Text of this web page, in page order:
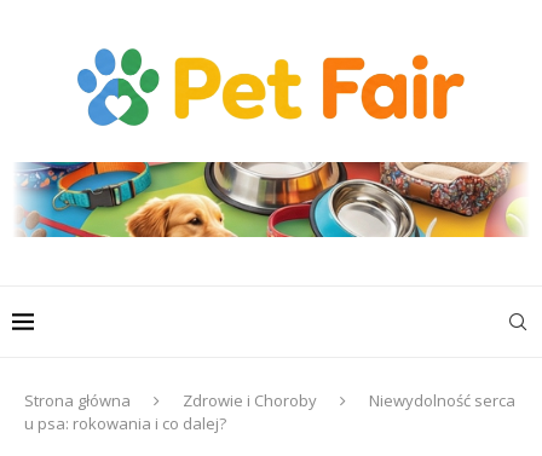
Strona główna Zdrowie i Choroby
Niewydolność serca
u psa: rokowania i co dalej?